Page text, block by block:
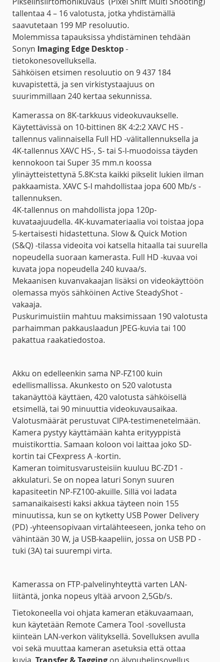
tallentaa 4 – 16 valotusta, jotka yhdistämällä
saavutetaan 199 MP resoluutio.
Molemmissa tapauksissa yhdistäminen tehdään
Sonyn Imaging Edge Desktop-
tietokonesovelluksella.
Sähköisen etsimen resoluutio on 9 437 184
kuvapistettä, ja sen virkistystaajuus on
suurimmillaan 240 kertaa sekunnissa.
Kamerassa on 8K-tarkkuus videokuvaukselle.
Käytettävissä on 10-bittinen 8K 4:2:2 XAVC HS -
tallennus valinnaisella Full HD -välitallennuksella ja
4K-tallennus XAVC HS-, S- tai S-I-muodoissa täyden
kennokoon tai Super 35 mm.n koossa
ylinäytteistettynä 5.8K:sta kaikki pikselit lukien ilman
pakkaamista. XAVC S-I mahdollistaa jopa 600 Mb/s -
tallennuksen.
4K-tallennus on mahdollista jopa 120p-
kuvataajuudella. 4K-kuvamateriaalia voi toistaa jopa
5-kertaisesti hidastettuna. Slow & Quick Motion
(S&Q) -tilassa videoita voi katsella hitaalla tai suurella
nopeudella suoraan kamerasta. Full HD -kuvaa voi
kuvata jopa nopeudella 240 kuvaa/s.
Mekaanisen kuvanvakaajan lisäksi on videokäyttöön
olemassa myös sähköinen Active SteadyShot -
vakaaja.
Puskurimuistiin mahtuu maksimissaan 190 valotusta
parhaimman pakkauslaadun JPEG-kuvia tai 100
pakattua raakatiedostoa.
Akku on edelleenkin sama NP-FZ100 kuin
edellismallissa. Akunkesto on 520 valotusta
takanäyttöä käyttäen, 420 valotusta sähköisellä
etsimellä, tai 90 minuuttia videokuvausaikaa.
Valotusmäärät perustuvat CIPA-testimenetelmään.
Kamera pystyy käyttämään kahta erityyppistä
muistikorttia. Samaan koloon voi laittaa joko SD-
kortin tai CFexpress A -kortin.
Kameran toimitusvarusteisiin kuuluu BC-ZD1 -
akkulaturi. Se on nopea laturi Sonyn suuren
kapasiteetin NP-FZ100-akuille. Sillä voi ladata
samanaikaisesti kaksi akkua täyteen noin 155
minuutissa, kun se on kytketty USB Power Delivery
(PD) -yhteensopivaan virtalähteeseen, jonka teho on
vähintään 30 W, ja USB-kaapeliin, jossa on USB PD -
tuki (3A) tai suurempi virta.
Kamerassa on FTP-palvelinyhteyttä varten LAN-
liitäntä, jonka nopeus yltää arvoon 2,5Gb/s.
Tietokoneella voi ohjata kameran etäkuvaamaan,
kun käytetään Remote Camera Tool -sovellusta
kiinteän LAN-verkon välityksellä. Sovelluksen avulla
voi sekä muuttaa kameran asetuksia että ottaa